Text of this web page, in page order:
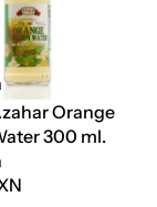
Orange
300 ml.